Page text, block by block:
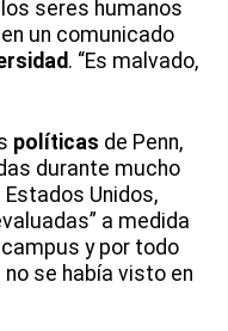
seres humanos
un comunicado
. “Es malvado,
políticas de Penn,
durante mucho
Unidos,
a medida
y por todo
no se había visto en